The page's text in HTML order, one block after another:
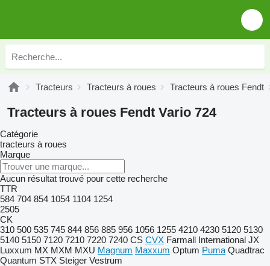
Tracteurs Tracteurs à roues Tracteurs à roues Fendt
Tracteurs à roues Fendt Vario 724
Catégorie
tracteurs à roues
Marque
Aucun résultat trouvé pour cette recherche
TTR
584 704 854 1054 1104 1254
2505
CK
310 500 535 745 844 856 885 956 1056 1255 4210 4230 5120 5130
5140 5150 7120 7210 7220 7240 CS CVX Farmall International JX
Luxxum MX MXM MXU Magnum Maxxum Optum Puma Quadtrac
Quantum STX Steiger Vestrum